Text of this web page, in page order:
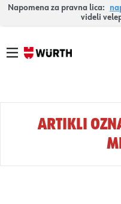
Napomena za pravna lica:
videli
ARTIKLI